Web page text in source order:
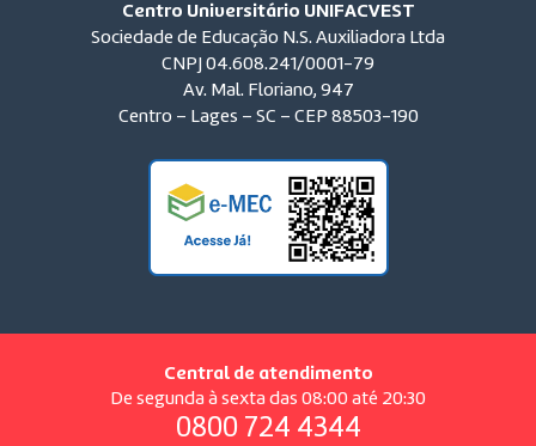
Centro Universitário UNIFACVEST
Sociedade de Educação N.S. Auxiliadora Ltda
CNPJ 04.608.241/0001-79
Av. Mal. Floriano, 947
Centro – Lages – SC – CEP 88503-190
Central de atendimento
De segunda à sexta das 08:00 até 20:30
0800 724 4344